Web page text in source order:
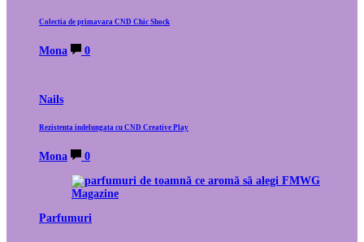
Colectia de primavara CND Chic Shock
Mona 0
Nails
Rezistenta indelungata cu CND Creative Play
Mona 0
Parfumuri